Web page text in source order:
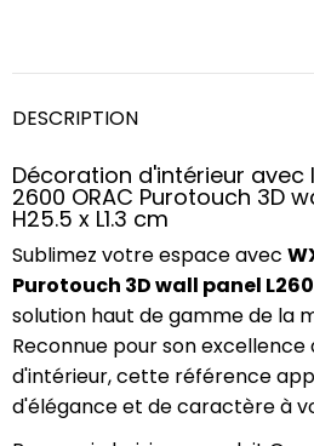
DESCRIPTION
Décoration d'intérieur avec
2600 ORAC Purotouch 3D
H25.5 x L1.3 cm
Sublimez votre espace avec
Purotouch 3D wall panel L260
solution haut de gamme de la
Reconnue pour son
d'intérieur, cette référence
d'élégance et de caractère à